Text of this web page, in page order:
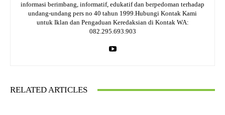
informasi berimbang, informatif, edukatif dan berpedoman terhadap
undang-undang pers no 40 tahun 1999.Hubungi Kontak Kami
untuk Iklan dan Pengaduan Keredaksian di Kontak WA:
082.295.693.903
RELATED ARTICLES